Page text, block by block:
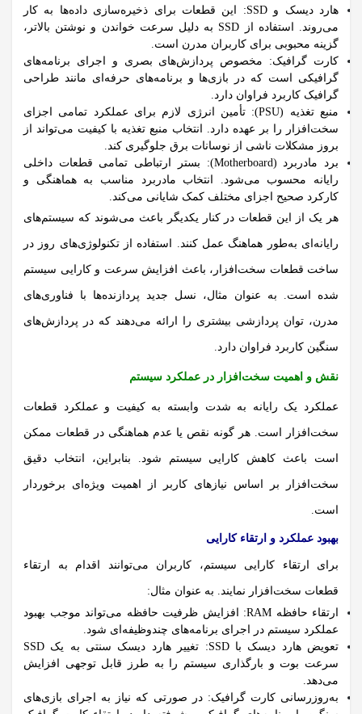
هارد دیسک و SSD:
این قطعات برای ذخیره‌سازی داده‌ها به کار
می‌روند. استفاده از SSD به دلیل سرعت خواندن و نوشتن بالاتر،
گزینه محبوبی برای کاربران مدرن است.
کارت گرافیک: مخصوص پردازش‌های بصری و اجرای برنامه‌های
گرافیکی است که در بازی‌ها و برنامه‌های حرفه‌ای مانند طراحی
گرافیک کاربرد فراوان دارد.
منبع تغذیه (PSU):
تأمین انرژی لازم برای عملکرد تمامی اجزای
سخت‌افزار را بر عهده دارد. انتخاب منبع تغذیه با کیفیت می‌تواند از
بروز مشکلات ناشی از نوسانات برق جلوگیری کند.
برد مادربرد (Motherboard):
بستر ارتباطی تمامی قطعات داخلی
رایانه محسوب می‌شود. انتخاب مادربرد مناسب به هماهنگی و
کارکرد صحیح اجزای مختلف کمک شایانی می‌کند.
هر یک از این قطعات در کنار یکدیگر باعث می‌شوند که سیستم‌های
رایانه‌ای به‌طور هماهنگ عمل کنند. استفاده از تکنولوژی‌های روز در
ساخت قطعات سخت‌افزار، باعث افزایش سرعت و کارایی سیستم
شده است. به عنوان مثال، نسل جدید پردازنده‌ها با فناوری‌های
مدرن، توان پردازشی بیشتری را ارائه می‌دهند که در پردازش‌های
سنگین کاربرد فراوان دارد.
نقش و اهمیت سخت‌افزار در عملکرد سیستم
عملکرد یک رایانه به شدت وابسته به کیفیت و عملکرد قطعات
سخت‌افزار است. هر گونه نقص یا عدم هماهنگی در قطعات ممکن
است باعث کاهش کارایی سیستم شود. بنابراین، انتخاب دقیق
سخت‌افزار بر اساس نیازهای کاربر از اهمیت ویژه‌ای برخوردار
است.
بهبود عملکرد و ارتقاء کارایی
برای ارتقاء کارایی سیستم، کاربران می‌توانند اقدام به ارتقاء
قطعات سخت‌افزار نمایند. به عنوان مثال:
ارتقاء حافظه RAM:
افزایش ظرفیت حافظه می‌تواند موجب بهبود
عملکرد سیستم در اجرای برنامه‌های چندوظیفه‌ای شود.
تعویض هارد دیسک با SSD:
تغییر هارد دیسک سنتی به یک SSD
سرعت بوت و بارگذاری سیستم را به طرز قابل توجهی افزایش
می‌دهد.
به‌روزرسانی کارت گرافیک: در صورتی که نیاز به اجرای بازی‌های